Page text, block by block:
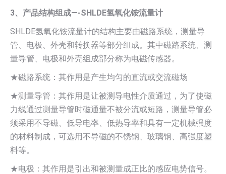
3、产品结构组成—-SHLDE氢氧化铵流量计
SHLDE氢氧化铵流量计的结构主要由磁路系统，测量导
管、电极、外壳和转换器等部分组成。其中磁路系统、测
量导管、电极和外壳组成部分称为电磁传感器。
★磁路系统：其作用是产生均匀的直流或交流磁场
★测量导管：其作用是让被测导电性介质通过，为了使磁
力线通过测量导管时磁通量不被分流或短路，测量导管必
须采用不导磁、低导电率、低热导率和具有一定机械强度
的材料制成，可选用不导磁的不锈钢、玻璃钢、高强度塑
料等。
★电极：其作用是引出和被测量成正比的感应电势信号。